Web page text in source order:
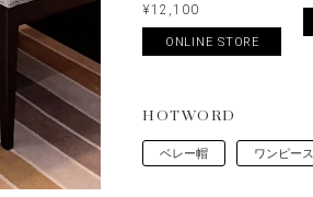
¥12,100
ONLINE STORE
HOTWORD
ベレー帽 ワンピース